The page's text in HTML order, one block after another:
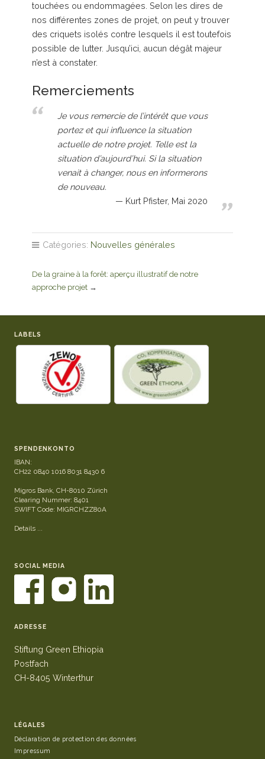
touchées ou endommagées. Selon les dires de
nos différentes zones de projet, on peut y trouver
des criquets isolés contre lesquels il est toutefois
possible de lutter. Jusqu’ici, aucun dégât majeur
n’est à constater.
Remerciements
Je vous remercie de l’intérêt que vous
portez et qui influence la situation
actuelle de notre projet. Telle est la
situation d’aujourd’hui. Si la situation
venait à changer, nous en informerons
de nouveau.
Kurt Pfister, Mai 2020
Catégories: Nouvelles générales
De la graine à la forêt: aperçu illustratif de notre
approche projet→
LABELS
SPENDENKONTO
IBAN:
CH22 0840 1016 8031 8430 6
Migros Bank, CH-8010 Zürich
Clearing Nummer: 8401
SWIFT Code: MIGRCHZZ80A
Details ...
SOCIAL MEDIA
ADRESSE
Stiftung Green Ethiopia
Postfach
CH-8405 Winterthur
LÉGALES
Déclaration de protection des données
Impressum